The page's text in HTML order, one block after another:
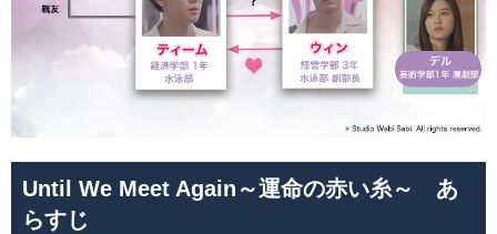
Until We Meet Again～運命の赤い糸～ あ
らすじ